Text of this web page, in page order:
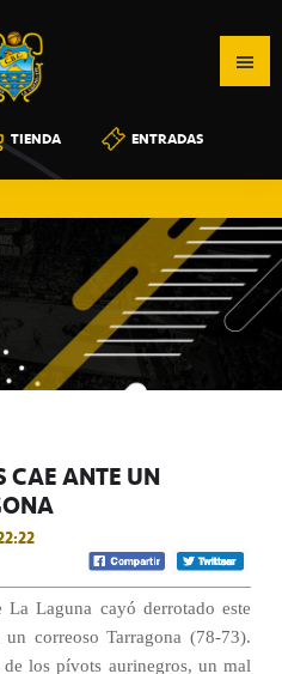
TIENDA ENTRADAS
CAE ANTE UN
La Laguna cayó derrotado este
correoso Tarragona (78-73).
los pívots aurinegros, un mal